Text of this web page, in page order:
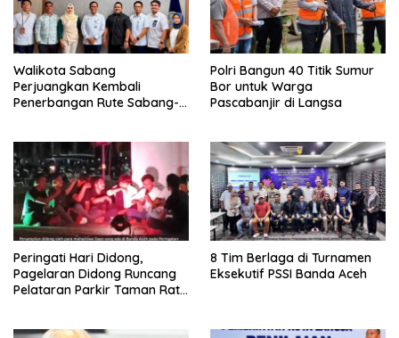
Walikota Sabang
Perjuangkan Kembali
Penerbangan Rute Sabang-
Polri Bangun 40 Titik Sumur
Bor untuk Warga
Pascabanjir di Langsa
Peringati Hari Didong,
Pagelaran Didong Runcang
Pelataran Parkir Taman Ratu
8 Tim Berlaga di Turnamen
Eksekutif PSSI Banda Aceh